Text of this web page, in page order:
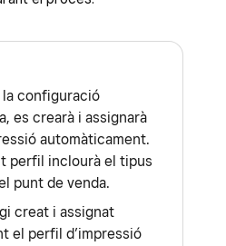
configuració
es crearà i assignarà
automàticament.
perfil inclourà el tipus
punt de venda.
creat i assignat
el perfil d’impressió